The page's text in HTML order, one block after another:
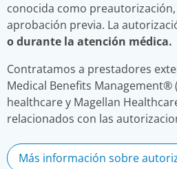
conocida como
aprobación previa. La
o durante la atención médica.
Contratamos a prestadores
Medical Benefits Management®
healthcare y Magellan
relacionados con las
Más información sobre